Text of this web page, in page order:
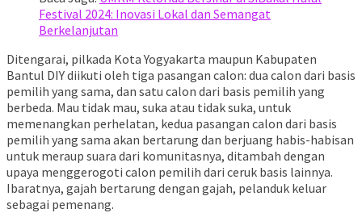
Festival 2024: Inovasi Lokal dan Semangat
Berkelanjutan
Ditengarai, pilkada Kota Yogyakarta maupun Kabupaten
Bantul DIY diikuti oleh tiga pasangan calon: dua calon dari basis
pemilih yang sama, dan satu calon dari basis pemilih yang
berbeda. Mau tidak mau, suka atau tidak suka, untuk
memenangkan perhelatan, kedua pasangan calon dari basis
pemilih yang sama akan bertarung dan berjuang habis-habisan
untuk meraup suara dari komunitasnya, ditambah dengan
upaya menggerogoti calon pemilih dari ceruk basis lainnya.
Ibaratnya, gajah bertarung dengan gajah, pelanduk keluar
sebagai pemenang.